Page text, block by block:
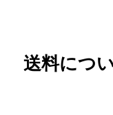
送料につ